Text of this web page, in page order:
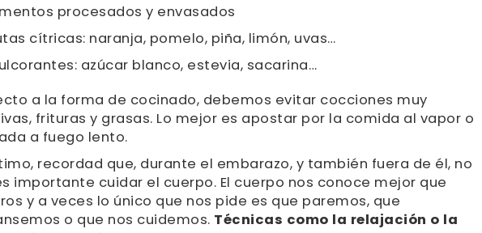
procesados y envasados
cítricas: naranja, pomelo, piña, limón, uvas…
azúcar blanco, estevia, sacarina…
a la forma de cocinado, debemos evitar cocciones muy
frituras y grasas. Lo mejor es apostar por la comida al vapor o
a fuego lento.
recordad que, durante el embarazo, y también fuera de él, no
importante cuidar el cuerpo. El cuerpo nos conoce mejor que
y a veces lo único que nos pide es que paremos, que
o que nos cuidemos. Técnicas como la relajación o la